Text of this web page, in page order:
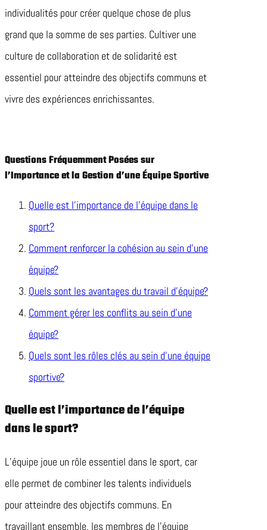
individualités pour créer quelque chose de plus
grand que la somme de ses parties. Cultiver une
culture de collaboration et de solidarité est
essentiel pour atteindre des objectifs communs et
vivre des expériences enrichissantes.
Questions Fréquemment Posées sur
l’Importance et la Gestion d’une Équipe Sportive
Quelle est l’importance de l’équipe dans le
sport?
Comment renforcer la cohésion au sein d’une
équipe?
Quels sont les avantages du travail d’équipe?
Comment gérer les conflits au sein d’une
équipe?
Quels sont les rôles clés au sein d’une équipe
sportive?
Quelle est l’importance de l’équipe
dans le sport?
L’équipe joue un rôle essentiel dans le sport, car
elle permet de combiner les talents individuels
pour atteindre des objectifs communs. En
travaillant ensemble, les membres de l’équipe